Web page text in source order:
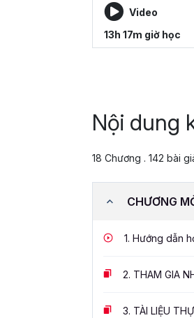
Video
13h 17m giờ học
Nội dung
18 Chương . 142 bài
CHƯƠNG
1. Hướng dẫn
2. THAM GIA
3. TÀI LIỆU